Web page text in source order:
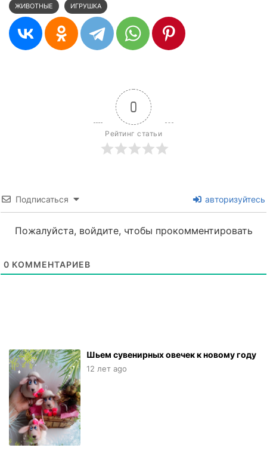
ЖИВОТНЫЕ ИГРУШКА
0
Рейтинг статьи
Подписаться авторизуйтесь
Пожалуйста, войдите, чтобы прокомментировать
0 КОММЕНТАРИЕВ
Шьем сувенирных овечек к новому году
12 лет ago